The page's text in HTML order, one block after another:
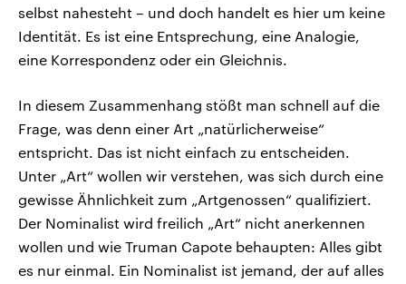
selbst nahesteht – und doch handelt es hier um keine
Identität. Es ist eine Entsprechung, eine Analogie,
eine Korrespondenz oder ein Gleichnis.
In diesem Zusammenhang stößt man schnell auf die
Frage, was denn einer Art „natürlicherweise“
entspricht. Das ist nicht einfach zu entscheiden.
Unter „Art“ wollen wir verstehen, was sich durch eine
gewisse Ähnlichkeit zum „Artgenossen“ qualifiziert.
Der Nominalist wird freilich „Art“ nicht anerkennen
wollen und wie Truman Capote behaupten: Alles gibt
es nur einmal. Ein Nominalist ist jemand, der auf alles